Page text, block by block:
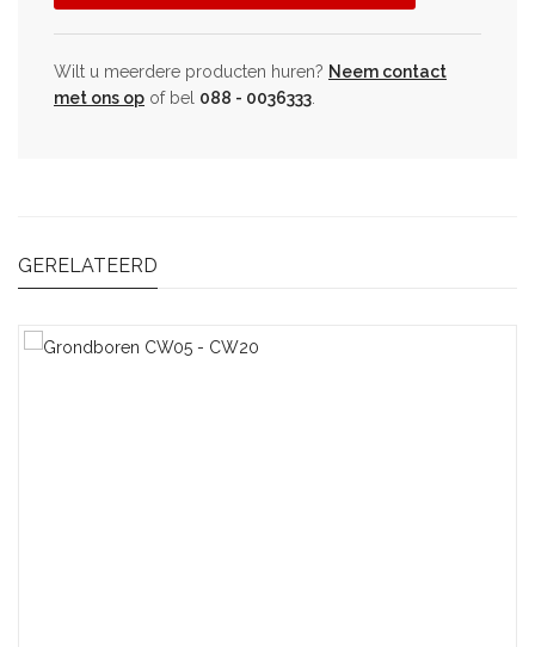
Wilt u meerdere producten huren? Neem contact
met ons op of bel 088 - 0036333.
GERELATEERD